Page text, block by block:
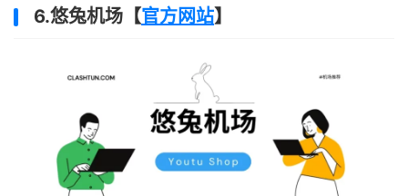
6.悠兔机场【官方网站】